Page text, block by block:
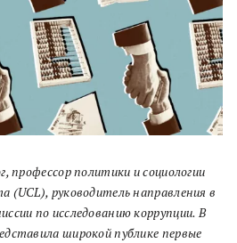
профессор политики и социологии
(UCL), руководитель направления в
по исследованию коррупции. В
широкой публике первые